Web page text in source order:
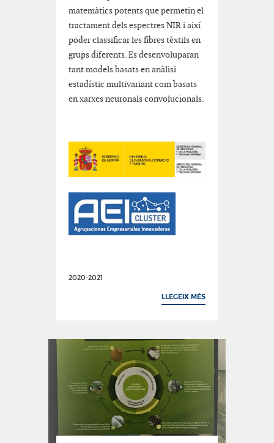
matemàtics potents que permetin el
tractament dels espectres NIR i així
poder classificar les fibres tèxtils en
grups diferents. Es desenvoluparan
tant models basats en anàlisi
estadístic multivariant com basats
en xarxes neuronals convolucionals.
2020-2021
LLEGEIX MÉS